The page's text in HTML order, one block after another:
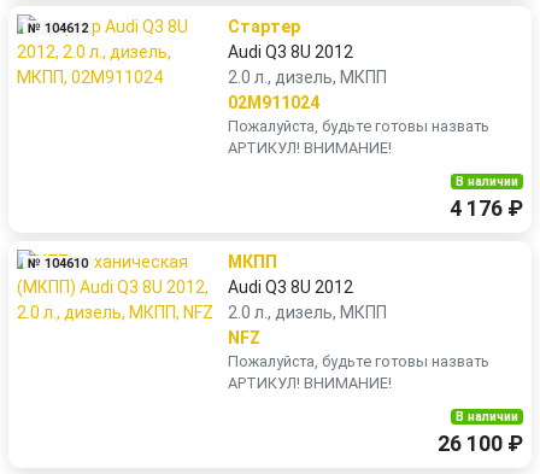
№ 104612
Стартер
Audi Q3 8U 2012
2.0 л., дизель, МКПП
02M911024
Пожалуйста, будьте готовы назвать
АРТИКУЛ! ВНИМАНИЕ!
В наличии
4 176 ₽
№ 104610
МКПП
Audi Q3 8U 2012
2.0 л., дизель, МКПП
NFZ
Пожалуйста, будьте готовы назвать
АРТИКУЛ! ВНИМАНИЕ!
В наличии
26 100 ₽